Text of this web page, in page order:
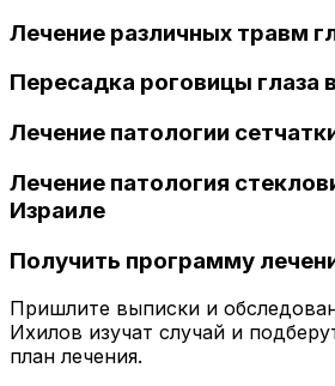
Лечение различных травм
Пересадка роговицы глаза
Лечение патологии
Лечение патология
Израиле
Получить программу
Пришлите выписки и
Ихилов изучат случай и
план лечения.